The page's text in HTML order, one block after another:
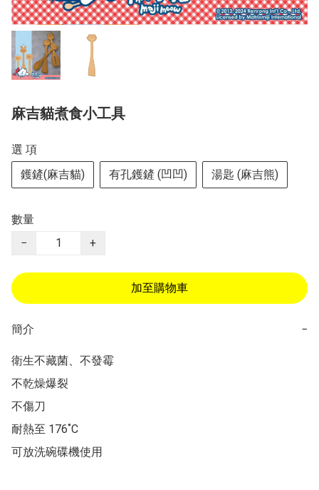
麻吉貓煮食小工具
選 項
鑊鏟(麻吉貓)
有孔鑊鏟 (凹凹) 湯匙 (麻吉熊)
數量
−
+
加至購物車
簡介 −
衛生不藏菌、不發霉
不乾燥爆裂
不傷刀
耐熱至 176˚C
可放洗碗碟機使用